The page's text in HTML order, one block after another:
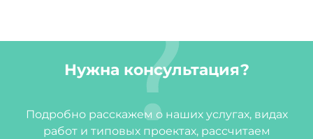
Нужна консультация?
Подробно расскажем о наших услугах, видах
работ и типовых проектах, рассчитаем